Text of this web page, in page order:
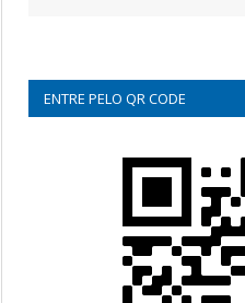
ENTRE PELO QR CODE